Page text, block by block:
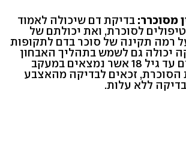
מסוכרר: בדיקת דם שיכולה לאמוד
לסוכרת, ואת יכולתם של
רמה תקינה של סוכר בדם לתקופות
יכולה גם לשמש בתהליך האבחון
של המחלה. ילדים עד גיל 18 אשר נמצאים במעקב
הסוכרת, זכאים לבדיקה מהאצבע
ללא עלות.